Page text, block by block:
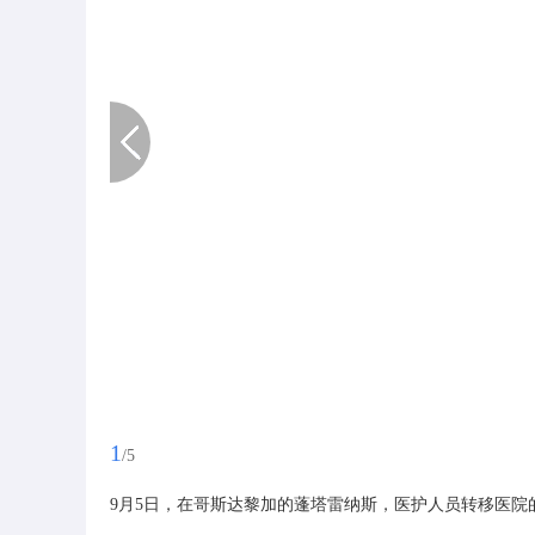
1 /5
9月5日，在哥斯达黎加的蓬塔雷纳斯，医护人员转移医院